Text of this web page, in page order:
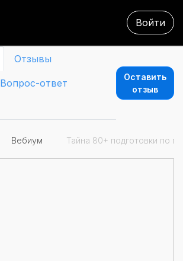
Войти
Отзывы
Вопрос-ответ
Оставить
отзыв
Вебиум Тайна 80+ подготовки по